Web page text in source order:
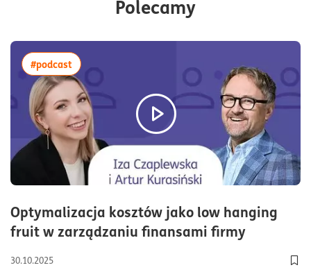
Polecamy
Optymalizacja kosztów jako low hanging
fruit w zarządzaniu finansami firmyczas
30.10.2025
#podcast więcej artykułów z tagiem:#podcast